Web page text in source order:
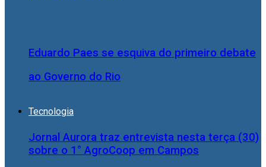
Eduardo Paes se esquiva do primeiro debate
ao Governo do Rio
Tecnologia
Jornal Aurora traz entrevista nesta terça (30)
sobre o 1° AgroCoop em Campos